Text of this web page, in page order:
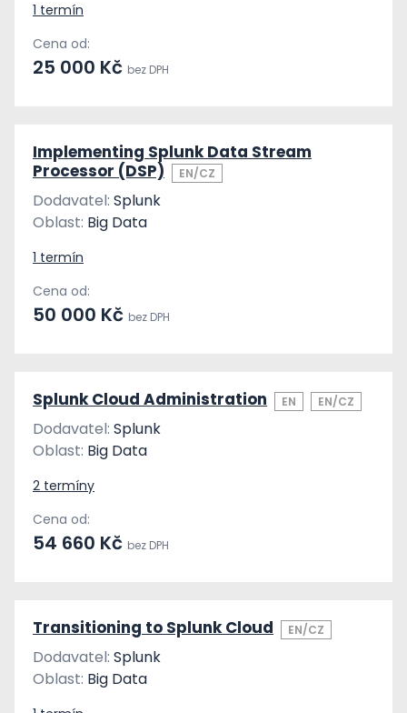
1 termín
Cena od:
25 000 Kč bez DPH
Implementing Splunk Data Stream
Processor (DSP)
EN/CZ
Dodavatel: Splunk
Oblast: Big Data
1 termín
Cena od:
50 000 Kč bez DPH
Splunk Cloud Administration EN EN/CZ
Dodavatel: Splunk
Oblast: Big Data
2 termíny
Cena od:
54 660 Kč bez DPH
Transitioning to Splunk Cloud EN/CZ
Dodavatel: Splunk
Oblast: Big Data